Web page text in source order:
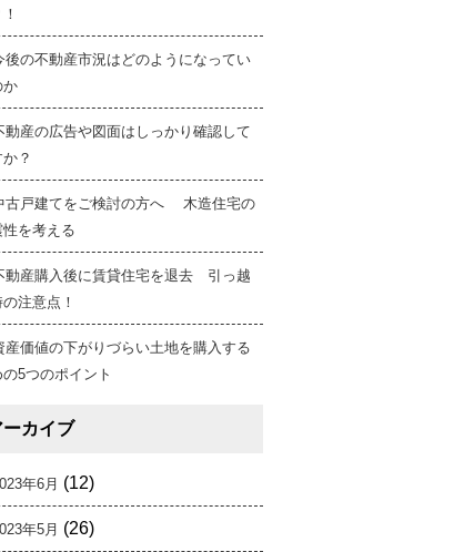
後の不動産市況はどのようになってい
か
動産の広告や図面はしっかり確認して
？
古戸建てをご検討の方へ 木造住宅の
性を考える
動産購入後に賃貸住宅を退去 引っ越
の注意点！
産価値の下がりづらい土地を購入する
の5つのポイント
ーカイブ
年6月 (12)
年5月 (26)